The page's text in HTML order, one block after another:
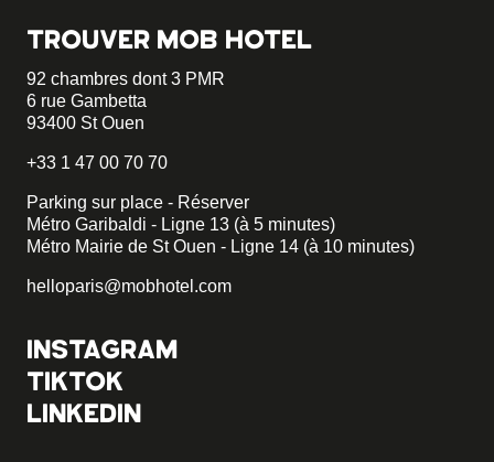
TROUVER MOB HOTEL
92 chambres dont 3 PMR
6 rue Gambetta
93400 St Ouen
+33 1 47 00 70 70
Parking sur place - Réserver
Métro Garibaldi - Ligne 13 (à 5 minutes)
Métro Mairie de St Ouen - Ligne 14 (à 10 minutes)
helloparis@mobhotel.com
INSTAGRAM
TIKTOK
LINKEDIN